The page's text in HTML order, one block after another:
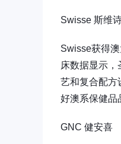
Swisse 斯维
Swisse获得
床数据显示
艺和复合配方
好澳系保健品
GNC 健安喜